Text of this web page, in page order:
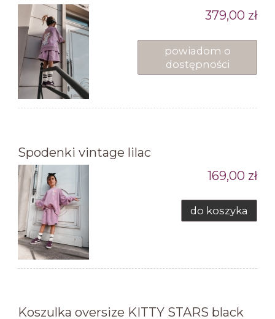
379,00 zł
powiadom o
dostępności
Spodenki vintage lilac
169,00 zł
do koszyka
Koszulka oversize KITTY STARS black